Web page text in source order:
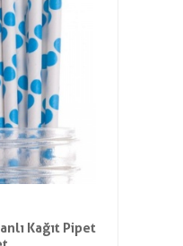
Kağıt Pipet